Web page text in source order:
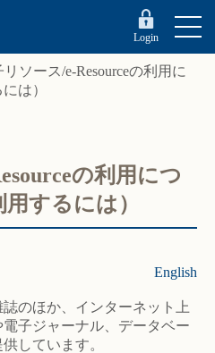
Login
リソース/e-Resourceの利用に
は）
の利用につ
するには）
English
のほか、インターネット上
子ジャーナル、データベー
しています。